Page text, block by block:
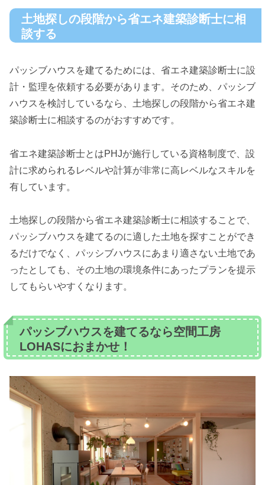
土地探しの段階から省エネ建築診断士に相
談する
パッシブハウスを建てるためには、省エネ建築診断士に設
計・監理を依頼する必要があります。そのため、パッシブ
ハウスを検討しているなら、土地探しの段階から省エネ建
築診断士に相談するのがおすすめです。
省エネ建築診断士とはPHJが施行している資格制度で、設
計に求められるレベルや計算が非常に高レベルなスキルを
有しています。
土地探しの段階から省エネ建築診断士に相談することで、
パッシブハウスを建てるのに適した土地を探すことができ
るだけでなく、パッシブハウスにあまり適さない土地であ
ったとしても、その土地の環境条件にあったプランを提示
してもらいやすくなります。
パッシブハウスを建てるなら空間工房
LOHASにおまかせ！